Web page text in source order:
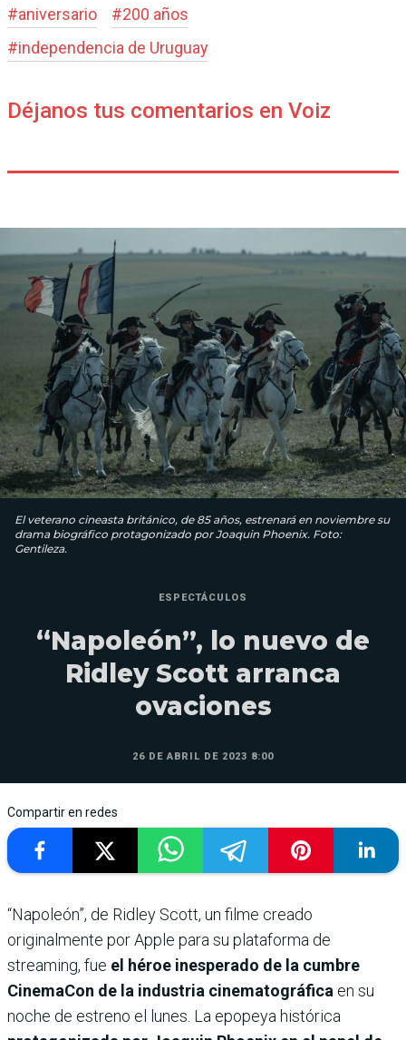
#aniversario #200 años
#independencia de Uruguay
Déjanos tus comentarios en Voiz
El veterano cineasta británico, de 85 años, estrenará en noviembre su
drama biográfico protagonizado por Joaquin Phoenix. Foto:
Gentileza.
ESPECTÁCULOS
“Napoleón”, lo nuevo de
Ridley Scott arranca
ovaciones
26 DE ABRIL DE 2023 8:00
Compartir en redes
“Napoleón”, de Ridley Scott, un filme creado
originalmente por Apple para su plataforma de
streaming, fue el héroe inesperado de la cumbre
CinemaCon de la industria cinematográfica en su
noche de estreno el lunes. La epopeya histórica